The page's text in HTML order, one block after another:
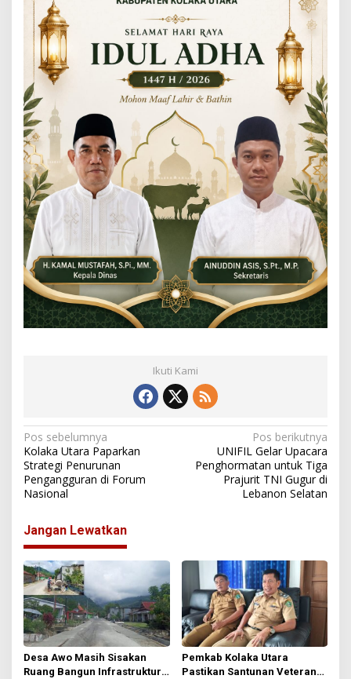
Ikuti Kami
N
a
v
g
a
s
i
p
o
s
Pos sebelumnya
Kolaka Utara Paparkan
Strategi Penurunan
Pengangguran di Forum
Nasional
Pos berikutnya
UNIFIL Gelar Upacara
Penghormatan untuk Tiga
Prajurit TNI Gugur di
Lebanon Selatan
Jangan Lewatkan
Desa Awo Masih Sisakan
Ruang Bangun Infrastruktur
Pemkab Kolaka Utara
Pastikan Santunan Veteran